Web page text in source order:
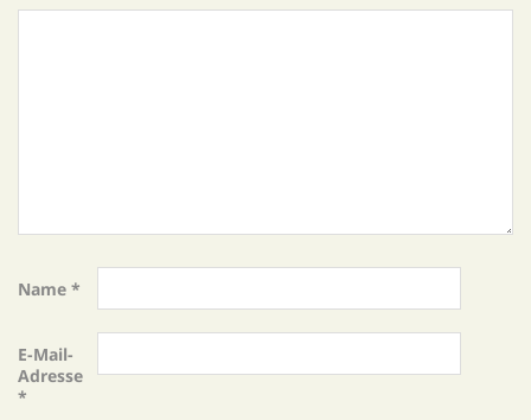
Name *
E-Mail-
Adresse
*